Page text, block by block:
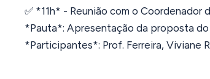
✅ *11h* - Reunião com o Coordenador
*Pauta*: Apresentação da proposta do
*Participantes*: Prof. Ferreira, Viviane